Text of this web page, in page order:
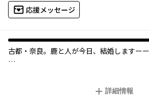
応援メッセージ
古都・奈良。鹿と人が今日、結婚しますーー
も危うい毎日。窮状を見かねた鹿娘・清美
詳細情報